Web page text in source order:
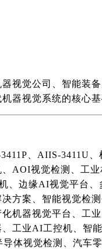
视觉公司、智能装
器视觉系统的核心
、AIIS-3411U
AOI视觉检测、工
、边缘AI视觉平台
方案、智能视觉检
机器视觉平台、工
工业AI工控机、智
体视觉检测、汽车